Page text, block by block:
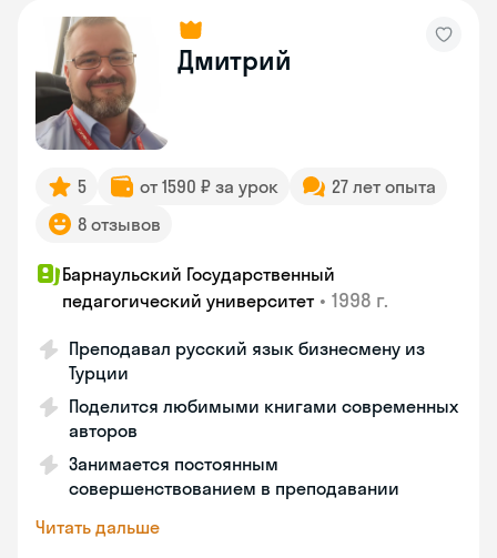
Дмитрий
5 от 1590 ₽ за урок
27 лет опыта
8 отзывов
Барнаульский Государственный
педагогический университет • 1998 г.
Преподавал русский язык бизнесмену из
Турции
Поделится любимыми книгами современных
авторов
Занимается постоянным
совершенствованием в преподавании
Читать дальше